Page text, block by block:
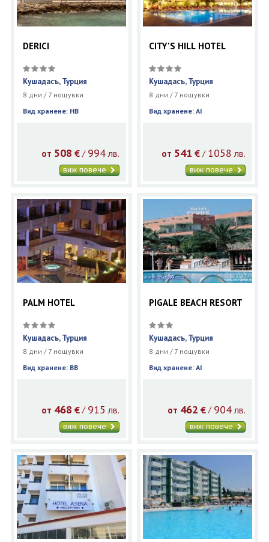
DERICI
Кушадасъ, Турция
8 дни / 7 нощувки
Вид хранене: HB
от 508 €/ 994 лв.
виж повече
CITY'S HILL HOTEL
Кушадасъ, Турция
8 дни / 7 нощувки
Вид хранене: AI
от 541 € / 1058 лв.
виж повече
PALM HOTEL
Кушадасъ, Турция
8 дни / 7 нощувки
Вид хранене: BB
от 468 €/ 915 лв.
виж повече
PIGALE BEACH RESORT
Кушадасъ, Турция
8 дни / 7 нощувки
Вид хранене: AI
от 462 € / 904 лв.
виж повече